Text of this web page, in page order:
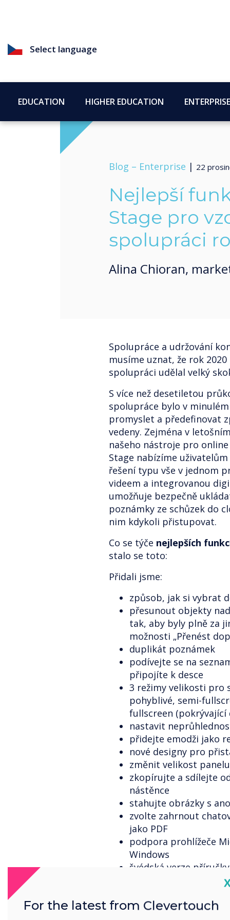
Select language
EDUCATION HIGHER EDUCATION ENTERPRISE
Blog – Enterprise | 22
Nejlepší
Stage pro
spolupráci
Alina Chioran,
Spolupráce a udržování
musíme uznat, že rok
spolupráci udělal velký
S více než desetiletou
spolupráce bylo v
promyslet a předefinovat
vedeny. Zejména v
našeho nástroje pro
Stage nabízíme
řešení typu vše v jednom
videem a integrovanou
umožňuje bezpečně
poznámky ze schůzek do
nim kdykoli přistupovat.
Co se týče nejlepších
stalo se toto:
Přidali jsme:
způsob, jak si vybrat
přesunout objekty
tak, aby byly plně za
možnosti „Přenést
duplikát poznámek
podívejte se na
připojíte k desce
3 režimy velikosti pro
pohyblivé, semi-
fullscreen (pokrývající
nastavit
přidejte emodži jako
nové designy pro
změnit velikost
zkopírujte a sdílejte
nástěnce
stahujte obrázky s
zvolte zahrnout
jako PDF
podpora prohlížeče
Windows
švédská verze
„Čekárna“
uživatele, kteří se
hostitel může při
For the latest from Clevertouch